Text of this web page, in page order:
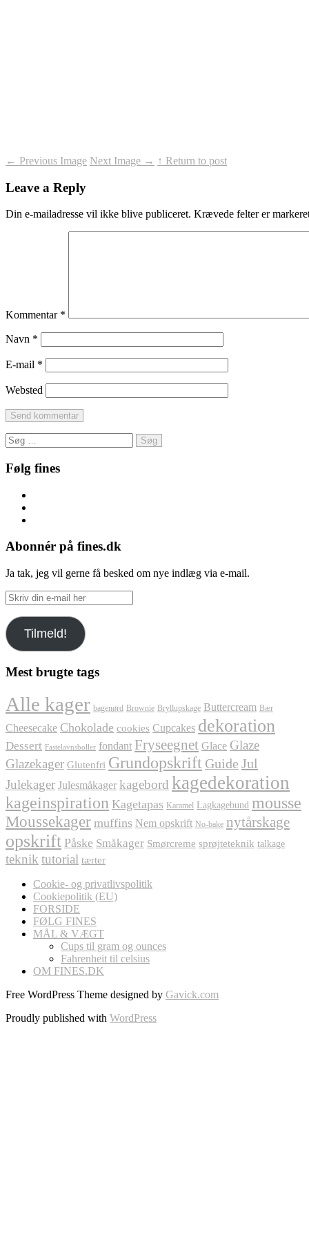
← Previous Image Next Image → ↑ Return to post
Leave a Reply
Din e-mailadresse vil ikke blive publiceret. Krævede felter er
Kommentar *
Navn *
E-mail *
Websted
Søg
efter:
Følg fines
Abonnér på fines.dk
Ja tak, jeg vil gerne få besked om nye indlæg via e-mail.
Skriv
din
e-
mail
her
Tilmeld!
Mest brugte tags
Alle kager bagenørd Brownie Bryllupskage Buttercream Bær
Cheesecake Chokolade cookies Cupcakes dekoration
Dessert Fastelavnsboller fondant Fryseegnet Glace Glaze
Glazekager Glutenfri Grundopskrift Guide Jul
Julekager Julesmåkager kagebord kagedekoration
kageinspiration Kagetapas Karamel Lagkagebund mousse
Moussekager muffins Nem opskrift No-bake nytårskage
opskrift Påske Småkager Smørcreme sprøjteteknik talkage
teknik tutorial tærter
Cookie- og privatlivspolitik
Cookiepolitik (EU)
FORSIDE
FØLG FINES
MÅL & VÆGT
Cups til gram og ounces
Fahrenheit til celsius
OM FINES.DK
Free WordPress Theme designed by Gavick.com
Proudly published with WordPress